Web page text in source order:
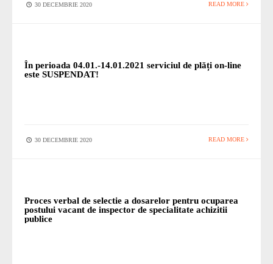
30 DECEMBRIE 2020 READ MORE
În perioada 04.01.-14.01.2021 serviciul de plăți on-line
este SUSPENDAT!
30 DECEMBRIE 2020 READ MORE
Proces verbal de selectie a dosarelor pentru ocuparea
postului vacant de inspector de specialitate achizitii
publice